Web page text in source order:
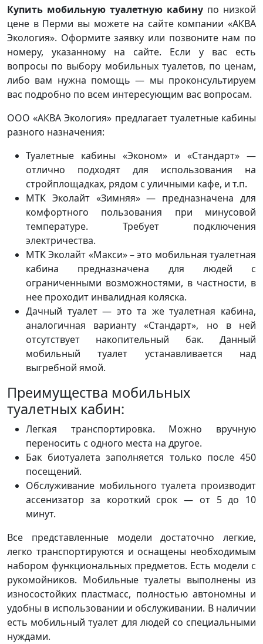
Купить мобильную туалетную кабину по низкой
цене в Перми вы можете на сайте компании «АКВА
Экология». Оформите заявку или позвоните нам по
номеру, указанному на сайте. Если у вас есть
вопросы по выбору мобильных туалетов, по ценам,
либо вам нужна помощь — мы проконсультируем
вас подробно по всем интересующим вас вопросам.
ООО «АКВА Экология» предлагает туалетные кабины
разного назначения:
Туалетные кабины «Эконом» и «Стандарт» —
отлично подходят для использования на
стройплощадках, рядом с уличными кафе, и т.п.
МТК Эколайт «Зимняя» — предназначена для
комфортного пользования при минусовой
температуре. Требует подключения
электричества.
МТК Эколайт «Макси» – это мобильная туалетная
кабина предназначена для людей с
ограниченными возможностями, в частности, в
нее проходит инвалидная коляска.
Дачный туалет — это та же туалетная кабина,
аналогичная варианту «Стандарт», но в ней
отсутствует накопительный бак. Данный
мобильный туалет устанавливается над
выгребной ямой.
Преимущества мобильных
туалетных кабин:
Легкая транспортировка. Можно вручную
переносить с одного места на другое.
Бак биотуалета заполняется только после 450
посещений.
Обслуживание мобильного туалета производит
ассенизатор за короткий срок — от 5 до 10
минут.
Все представленные модели достаточно легкие,
легко транспортируются и оснащены необходимым
набором функциональных предметов. Есть модели с
рукомойников. Мобильные туалеты выполнены из
износостойких пластмасс, полностью автономны и
удобны в использовании и обслуживании. В наличии
есть мобильный туалет для людей со специальными
нуждами.